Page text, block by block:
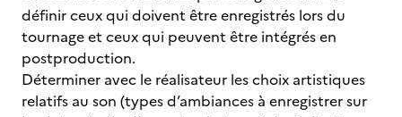
définir ceux qui doivent être enregistrés lors du
tournage et ceux qui peuvent être intégrés en
postproduction.
Déterminer avec le réalisateur les choix artistiques
relatifs au son (types d’ambiances à enregistrer sur